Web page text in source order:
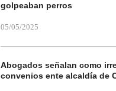
golpeaban perros
05/05/2025
Abogados señalan como
convenios ente alcaldía de